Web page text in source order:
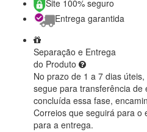
Site 100% seguro
Entrega garantida
Separação e Entrega
do Produto
No prazo de 1 a 7 dias
segue para transferência de
concluída essa fase,
Correios que seguirá para o
para a entrega.